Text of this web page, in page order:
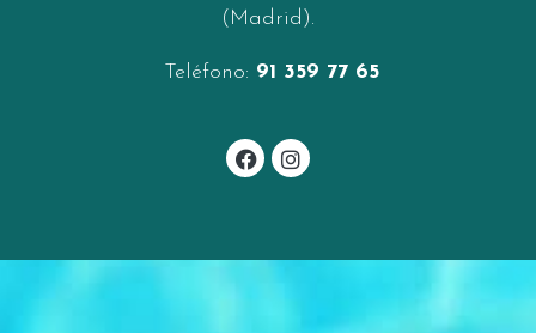
(Madrid).
Teléfono: 91 359 77 65